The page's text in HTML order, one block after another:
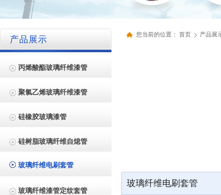
产品展示
丙烯酸酯玻璃纤维漆管
聚氯乙烯玻璃纤维漆管
硅橡胶玻璃漆管
硅树脂玻璃纤维自熄管
玻璃纤维电刷套管
玻璃纤维漆管定纹套管
您当前的位置： 首页 产品展
玻璃纤维电刷套管